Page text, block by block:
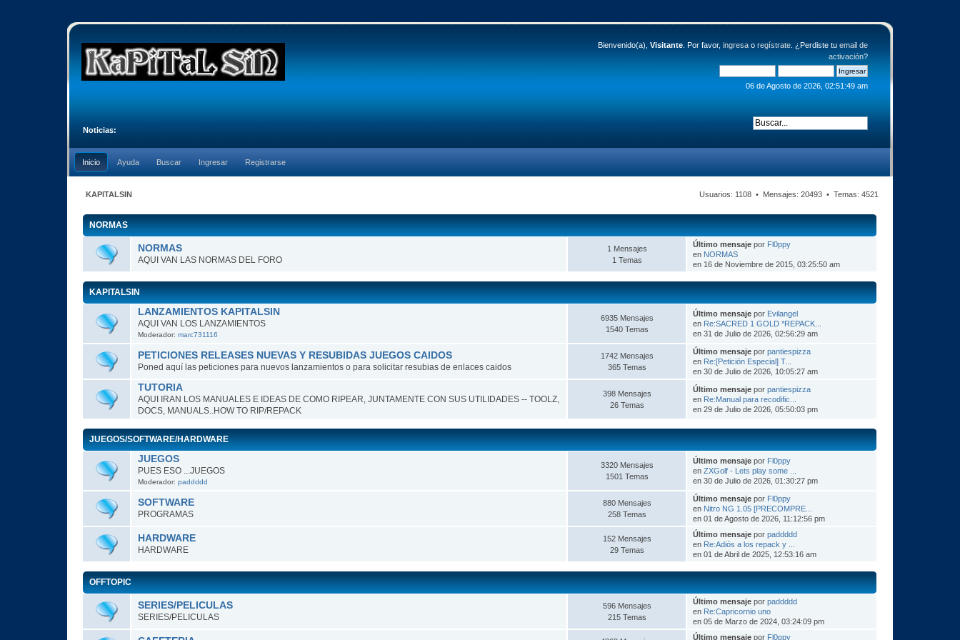
Bienvenido(a), Visitante. Por favor, ingresao regístrate. ¿Perdiste tu email de
activación?
06 de Agosto de 2026, 02:51:49 am
Noticias:
Inicio Ayuda Buscar Ingresar Registrarse
KAPITALSIN Usuarios: 1108 • Mensajes: 20493 • Temas: 4521
NORMAS
NORMAS
AQUI VAN LAS NORMAS DEL FORO
1 Mensajes
1 Temas
Último mensaje por Fl0ppy
en NORMAS
en 16 de Noviembre de 2015, 03:25:50 am
KAPITALSIN
LANZAMIENTOS KAPITALSIN
AQUI VAN LOS LANZAMIENTOS
Moderador: marc731116
6935 Mensajes
1540 Temas
Último mensaje por Evilangel
en Re:SACRED 1 GOLD *REPACK...
en 31 de Julio de 2026, 02:56:29 am
PETICIONES RELEASES NUEVAS Y RESUBIDAS JUEGOS CAIDOS
Poned aquí las peticiones para nuevos lanzamientos o para solicitar resubias de enlaces caidos
1742 Mensajes
365 Temas
Último mensaje porpantiespizza
en Re:[Petición Especial] T...
en 30 de Julio de 2026, 10:05:27 am
TUTORIA
AQUI IRAN LOS MANUALES E IDEAS DE COMO RIPEAR, JUNTAMENTE CON SUS UTILIDADES -- TOOLZ,
DOCS, MANUALS..HOW TO RIP/REPACK
398 Mensajes
26 Temas
Último mensaje porpantiespizza
en Re:Manual para recodific...
en 29 de Julio de 2026, 05:50:03 pm
JUEGOS/SOFTWARE/HARDWARE
JUEGOS
PUES ESO ...JUEGOS
Moderador: paddddd
3320 Mensajes
1501 Temas
Último mensaje por Fl0ppy
enZXGolf - Lets play some ...
en 30 de Julio de 2026, 01:30:27 pm
SOFTWARE
PROGRAMAS
880 Mensajes
258 Temas
Último mensaje por Fl0ppy
en Nitro NG 1.05 [PRECOMPRE...
en 01 de Agosto de 2026, 11:12:56 pm
HARDWARE
HARDWARE
152 Mensajes
29 Temas
Último mensaje porpaddddd
en Re:Adiós a los repack y ...
en 01 de Abril de 2025, 12:53:16 am
OFFTOPIC
SERIES/PELICULAS
SERIES/PELICULAS
596 Mensajes
215 Temas
Último mensaje porpaddddd
en Re:Capricornio uno
en 05 de Marzo de 2024, 03:24:09 pm
Último mensaje por Fl0ppy